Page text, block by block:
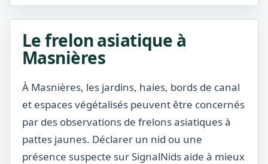
Le frelon asiatique à
Masnières
À Masnières, les jardins, haies, bords de canal
et espaces végétalisés peuvent être concernés
par des observations de frelons asiatiques à
pattes jaunes. Déclarer un nid ou une
présence suspecte sur SignalNids aide à mieux